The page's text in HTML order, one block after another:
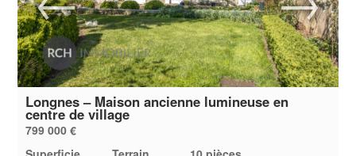
Longnes – Maison ancienne lumineuse en
centre de village
799 000 €